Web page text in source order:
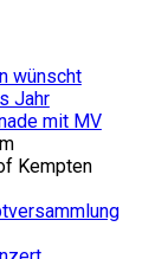
wünscht
Jahr
mit MV
Kempten